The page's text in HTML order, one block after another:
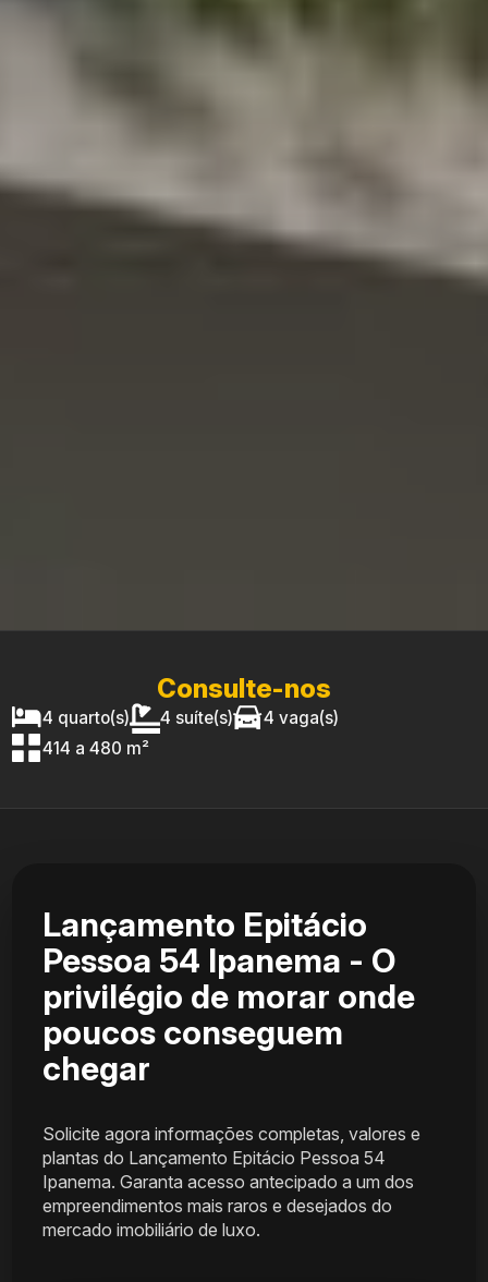
Consulte-nos
4 quarto(s) 4 suíte(s)
4 vaga(s)
414 a 480 m²
Lançamento Epitácio
Pessoa 54 Ipanema - O
privilégio de morar onde
poucos conseguem
chegar
Solicite agora informações completas, valores e
plantas do Lançamento Epitácio Pessoa 54
Ipanema. Garanta acesso antecipado a um dos
empreendimentos mais raros e desejados do
mercado imobiliário de luxo.